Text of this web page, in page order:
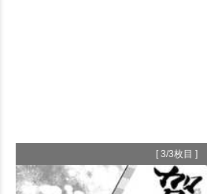
[ 3/3枚目 ]